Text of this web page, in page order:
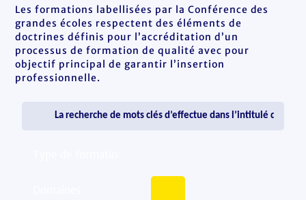
Les formations labellisées par la Conférence des
grandes écoles respectent des éléments de
doctrines définis pour l’accréditation d’un
processus de formation de qualité avec pour
objectif principal de garantir l’insertion
professionnelle.